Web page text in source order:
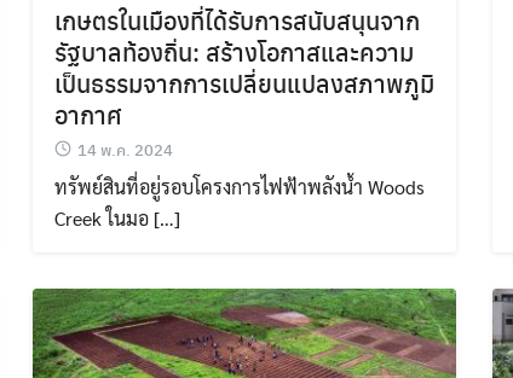
Search
for:
เกษตรในเมืองที่ได้รับการสนับสนุนจาก
รัฐบาลท้องถิ่น: สร้างโอกาสและความ
เป็นธรรมจากการเปลี่ยนแปลงสภาพภูมิ
อากาศ
14 พ.ค. 2024
ทรัพย์สินที่อยู่รอบโครงการไฟฟ้าพลังน้ำ Woods
Creek ในมอ […]